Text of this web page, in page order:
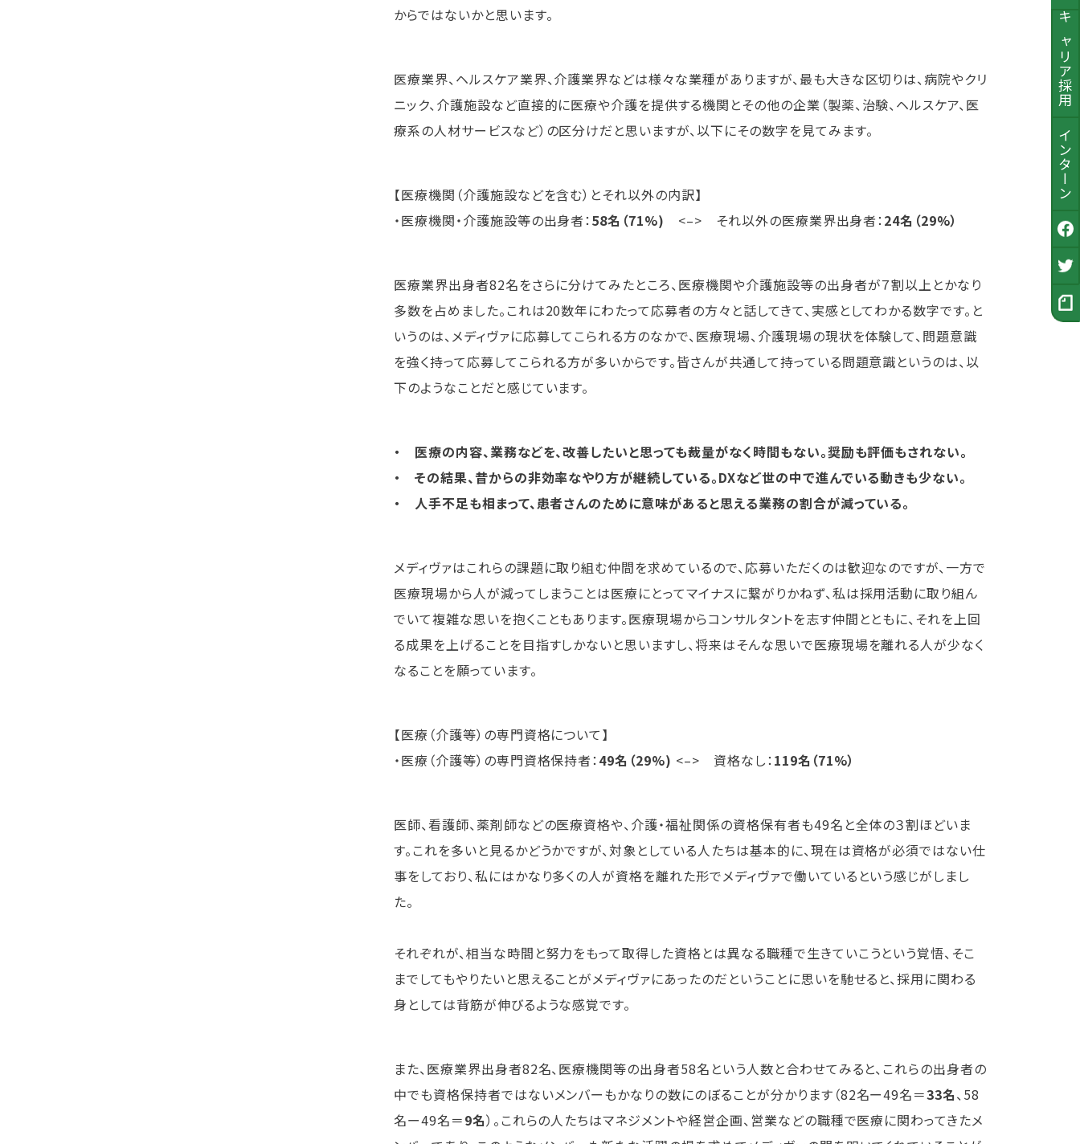
キャリア採用
インターン
公式Facebook
採用Twitter
採用ノート
からではないかと思います。
医療業界、ヘルスケア業界、介護業界などは様々な業種がありますが、最も大きな区切りは、病院やクリ
ニック、介護施設など直接的に医療や介護を提供する機関とその他の企業（製薬、治験、ヘルスケア、医
療系の人材サービスなど）の区分けだと思いますが、以下にその数字を見てみます。
【医療機関（介護施設などを含む）とそれ以外の内訳】
・医療機関・介護施設等の出身者： 58名（71%) <–> それ以外の医療業界出身者： 24名（29%）
医療業界出身者82名をさらに分けてみたところ、医療機関や介護施設等の出身者が７割以上とかなり
多数を占めました。これは20数年にわたって応募者の方々と話してきて、実感としてわかる数字です。と
いうのは、メディヴァに応募してこられる方のなかで、医療現場、介護現場の現状を体験して、問題意識
を強く持って応募してこられる方が多いからです。皆さんが共通して持っている問題意識というのは、以
下のようなことだと感じています。
・ 医療の内容、業務などを、改善したいと思っても裁量がなく時間もない。奨励も評価もされない。
・ その結果、昔からの非効率なやり方が継続している。DXなど世の中で進んでいる動きも少ない。
・ 人手不足も相まって、患者さんのために意味があると思える業務の割合が減っている。
メディヴァはこれらの課題に取り組む仲間を求めているので、応募いただくのは歓迎なのですが、一方で
医療現場から人が減ってしまうことは医療にとってマイナスに繋がりかねず、私は採用活動に取り組ん
でいて複雑な思いを抱くこともあります。医療現場からコンサルタントを志す仲間とともに、それを上回
る成果を上げることを目指すしかないと思いますし、将来はそんな思いで医療現場を離れる人が少なく
なることを願っています。
【医療（介護等）の専門資格について】
・医療（介護等）の専門資格保持者： 49名（29%) <–> 資格なし： 119名（71%）
医師、看護師、薬剤師などの医療資格や、介護・福祉関係の資格保有者も49名と全体の３割ほどいま
す。これを多いと見るかどうかですが、対象としている人たちは基本的に、現在は資格が必須ではない仕
事をしており、私にはかなり多くの人が資格を離れた形でメディヴァで働いているという感じがしまし
た。
それぞれが、相当な時間と努力をもって取得した資格とは異なる職種で生きていこうという覚悟、そこ
までしてもやりたいと思えることがメディヴァにあったのだということに思いを馳せると、採用に関わる
身としては背筋が伸びるような感覚です。
また、医療業界出身者82名、医療機関等の出身者58名という人数と合わせてみると、これらの出身者の
中でも資格保持者ではないメンバーもかなりの数にのぼることが分かります（82名ー49名＝33名、58
名ー49名＝9名）。これらの人たちはマネジメントや経営企画、営業などの職種で医療に関わってきたメ